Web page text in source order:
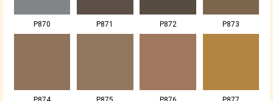
P870 P871 P872 P873